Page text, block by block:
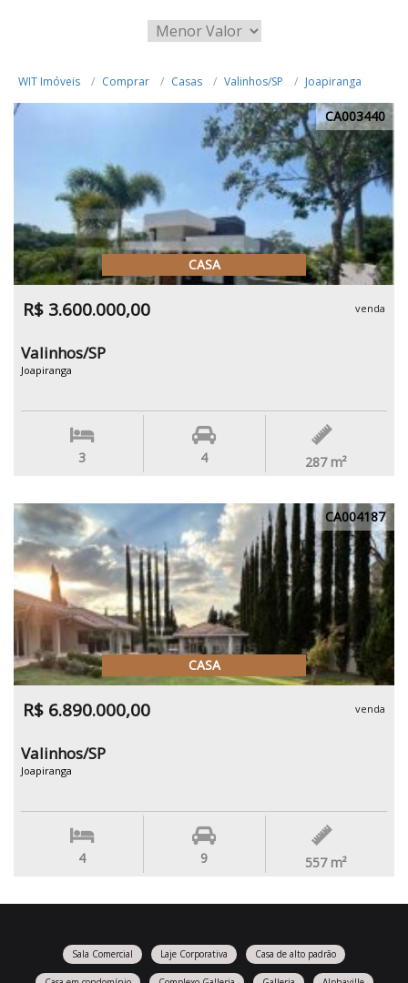
WIT Imóveis Comprar Casas Valinhos/SP Joapiranga
CA003440
CASA
R$ 3.600.000,00 venda
Valinhos/SP
Joapiranga
3 4 287 m²
CA004187
CASA
R$ 6.890.000,00 venda
Valinhos/SP
Joapiranga
4 9 557 m²
Sala Comercial Laje Corporativa Casa de alto padrão